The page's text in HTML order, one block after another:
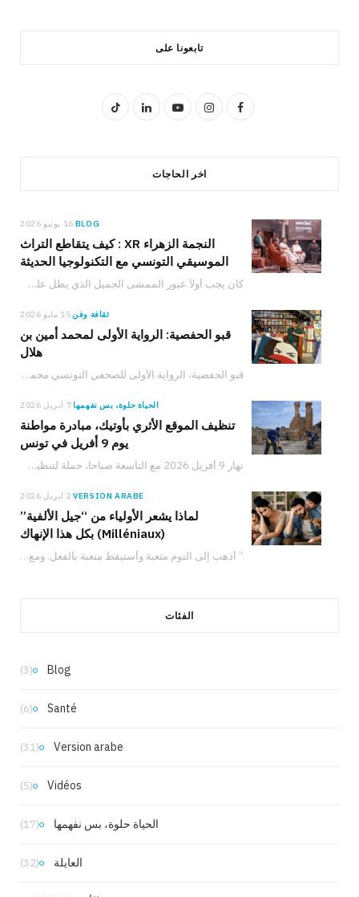
تابعونا على
F
I
g
r
Y
b
e
L
d
I
k
اخر الحاجات
BLOG 16 يونيو 2026
النجمة الزهراء XR : كيف يتقاطع التراث
الموسيقي التونسي مع التكنولوجيا الحديثة
كان يجب أولاً عبور الممشى الجميل الذي يطل على البحر للوصول إلى مكان الحدث. في…
ثقافة وفن15 مايو 2026
قبو الحفصية: الرواية الأولى لمحمد أمين بن
هلال
قبو الحفصية، الرواية الأولى للصحفي التونسي محمد أمين بن هلال، الصادرة عن دار نشر سيريس،…
الحياة حلوة، بس نفهمها 7 أبريل 2026
تنظيف الموقع الأثري بأوتيك، مبادرة مواطنة
يوم 9 أفريل في تونس
نهار 9 أفريل 2026 مع التاسعة صباحا، حملة لتنظيف الموقع الأثري بأوتيك تدعو المواطنين والعائلات والشباب للمشاركة في حماية التراث التونسي والعمل من أجل البيئة.
VERSION ARABE 2 أبريل 2026
لماذا يشعر الأولياء من “جيل الألفية”
(Milléniaux) بكل هذا الإنهاك
” أذهب إلى النوم متعبة وأستيقظ متعبة بالفعل. ومع ذلك، لدي شعور دائم بأنني لا…
الفئات
Blog
(3)
Santé
(6)
Version arabe
(31)
Vidéos
(5)
الحياة حلوة، بس نفهمها (17)
العايلة (32)